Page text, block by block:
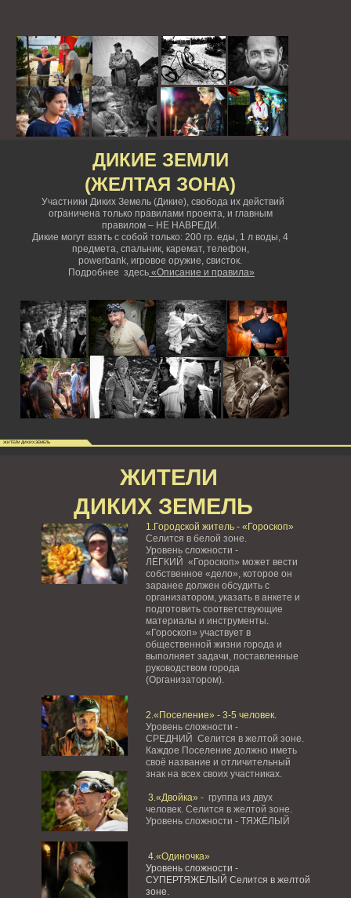
ДИКИЕ ЗЕМЛИ
(ЖЕЛТАЯ ЗОНА)
Участники Диких Земель (Дикие), свобода их действий
ограничена только правилами проекта, и главным
правилом – НЕ НАВРЕДИ.
Дикие могут взять с собой только: 200 гр. еды, 1 л воды, 4
предмета, спальник, каремат, телефон,
powerbank, игровое оружие, свисток.
Подробнее здесь «Описание и правила»
ЖИТЕЛИ ДИКИХ ЗЕМЕЛЬ
ЖИТЕЛИ
ДИКИХ ЗЕМЕЛЬ
1.Городской житель - «Гороскоп»
Селится в белой зоне.
Уровень сложности -
ЛЁГКИЙ «Гороскоп» может вести
собственное «дело», которое он
заранее должен обсудить с
организатором, указать в анкете и
подготовить соответствующие
материалы и инструменты.
«Гороскоп» участвует в
общественной жизни города и
выполняет задачи, поставленные
руководством города
(Организатором).
2.«Поселение» - 3-5 человек.
Уровень сложности -
СРЕДНИЙ Селится в желтой зоне.
Каждое Поселение должно иметь
своё название и отличительный
знак на всех своих участниках.
3.«Двойка» - группа из двух
человек. Селится в желтой зоне.
Уровень сложности - ТЯЖЁЛЫЙ
4.«Одиночка»
Уровень сложности -
СУПЕРТЯЖЕЛЫЙ Селится в желтой
зоне.